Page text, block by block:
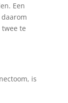
Een
te
is